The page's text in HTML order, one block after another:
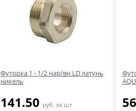
Футорка 1 - 1/2 нар/вн LD латунь
никель
141.50 руб. за шт